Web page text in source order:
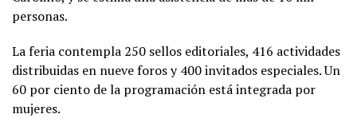
personas.
La feria contempla 250 sellos editoriales, 416 actividades
distribuidas en nueve foros y 400 invitados especiales. Un
60 por ciento de la programación está integrada por
mujeres.